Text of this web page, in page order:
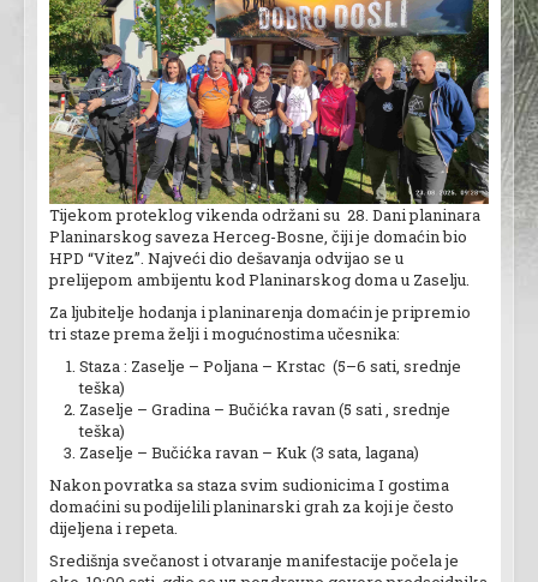
Tijekom proteklog vikenda održani su 28. Dani planinara
Planinarskog saveza Herceg-Bosne, čiji je domaćin bio
HPD “Vitez”. Najveći dio dešavanja odvijao se u
prelijepom ambijentu kod Planinarskog doma u Zaselju.
Za ljubitelje hodanja i planinarenja domaćin je pripremio
tri staze prema želji i mogućnostima učesnika:
Staza : Zaselje – Poljana – Krstac (5–6 sati, srednje
teška)
Zaselje – Gradina – Bučićka ravan (5 sati , srednje
teška)
Zaselje – Bučićka ravan – Kuk (3 sata, lagana)
Nakon povratka sa staza svim sudionicima I gostima
domaćini su podijelili planinarski grah za koji je često
dijeljena i repeta.
Središnja svečanost i otvaranje manifestacije počela je